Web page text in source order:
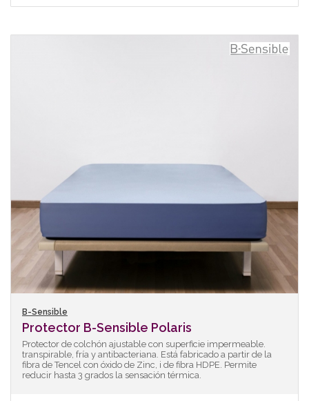
B-Sensible
Protector B-Sensible Polaris
Protector de colchón ajustable con superficie impermeable.
transpirable, fría y antibacteriana. Está fabricado a partir de la
fibra de Tencel con óxido de Zinc, i de fibra HDPE. Permite
reducir hasta 3 grados la sensación térmica.